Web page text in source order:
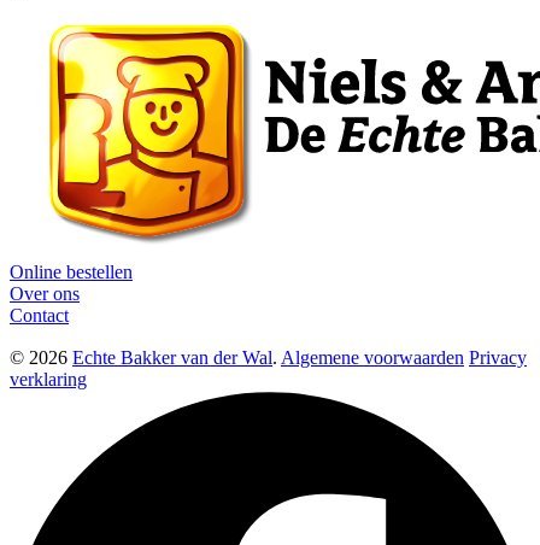
Online bestellen
Over ons
Contact
© 2026 Echte Bakker van der Wal. Algemene voorwaarden Privacy
verklaring